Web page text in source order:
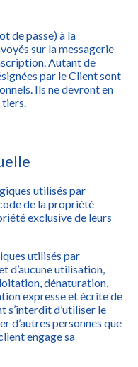
de passe) à la
sur la messagerie
Autant de
par le Client sont
Ils ne devront en
tiers.
utilisés par
de la propriété
exclusive de leurs
utilisés par
d’aucune utilisation,
dénaturation,
expresse et écrite de
s’interdit d’utiliser le
d’autres personnes que
engage sa